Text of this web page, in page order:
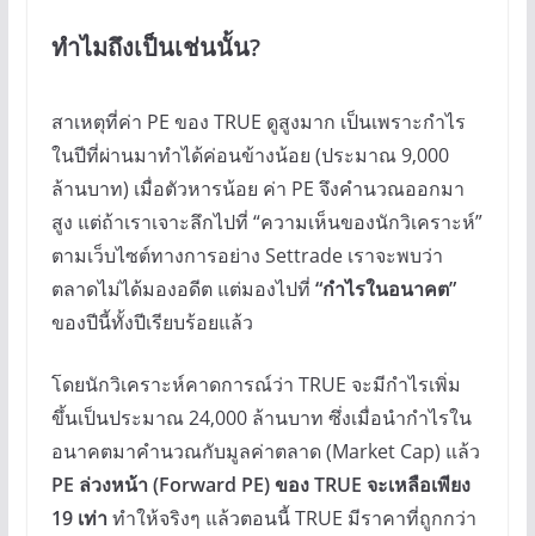
ทำไมถึงเป็นเช่นนั้น?
สาเหตุที่ค่า PE ของ TRUE ดูสูงมาก เป็นเพราะกำไร
ในปีที่ผ่านมาทำได้ค่อนข้างน้อย (ประมาณ 9,000
ล้านบาท) เมื่อตัวหารน้อย ค่า PE จึงคำนวณออกมา
สูง แต่ถ้าเราเจาะลึกไปที่ “ความเห็นของนักวิเคราะห์”
ตามเว็บไซต์ทางการอย่าง Settrade เราจะพบว่า
ตลาดไม่ได้มองอดีต แต่มองไปที่ “กำไรในอนาคต”
ของปีนี้ทั้งปีเรียบร้อยแล้ว
โดยนักวิเคราะห์คาดการณ์ว่า TRUE จะมีกำไรเพิ่ม
ขึ้นเป็นประมาณ 24,000 ล้านบาท ซึ่งเมื่อนำกำไรใน
อนาคตมาคำนวณกับมูลค่าตลาด (Market Cap) แล้ว
PE ล่วงหน้า (Forward PE) ของ TRUE จะเหลือเพียง
19 เท่าทำให้จริงๆ แล้วตอนนี้ TRUE มีราคาที่ถูกกว่า